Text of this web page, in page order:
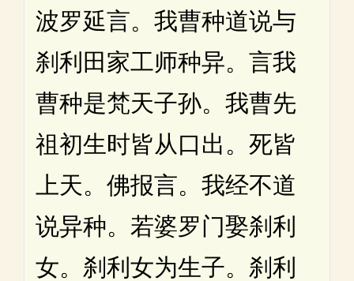
波罗延言。我曹种道说与
刹利田家工师种异。言我
曹种是梵天子孙。我曹先
祖初生时皆从口出。死皆
上天。佛报言。我经不道
说异种。若婆罗门娶刹利
女。刹利女为生子。刹利